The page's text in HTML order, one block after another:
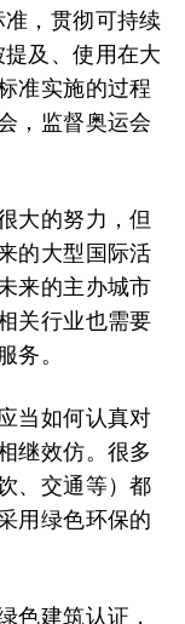
准，贯彻可持续
及、使用在大
准实施的过程
，监督奥运会
大的努力，但
的大型国际活
来的主办城市
关行业也需要
务。
当如何认真对
继效仿。很多
、交通等）都
用绿色环保的
色建筑认证，